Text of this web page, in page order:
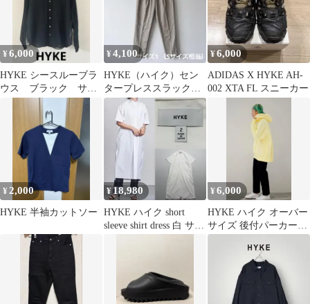
¥6,000
HYKE シースルーブラ
ウス ブラック サイ
¥4,100
HYKE（ハイク）セン
タープレススラックス
チノパン Sサイズ 日
本製
¥6,000
ADIDAS X HYKE AH-
002 XTA FL スニーカー
¥ 2,000
HYKE 半袖カットソー
¥18,980
HYKE ハイク short
sleeve shirt dress 白 サイ
¥6,000
HYKE ハイク オーバー
サイズ 後付パーカー
サイズ2